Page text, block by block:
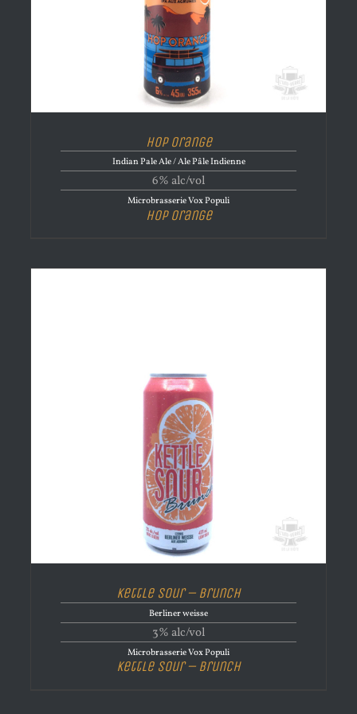
Hop Orange
Indian Pale Ale / Ale Pâle Indienne
6% alc/vol
Microbrasserie Vox Populi
Hop Orange
Kettle Sour – Brunch
Berliner weisse
3% alc/vol
Microbrasserie Vox Populi
Kettle Sour – Brunch